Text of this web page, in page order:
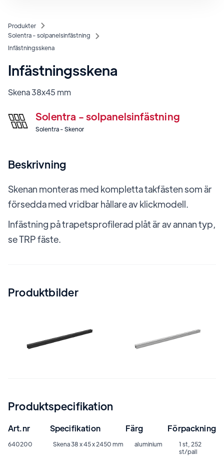
Produkter
Solentra - solpanelsinfästning
Infästningsskena
Infästningsskena
Skena 38x45 mm
Solentra - solpanelsinfästning
Solentra - Skenor
Beskrivning
Skenan monteras med kompletta takfästen som är
försedda med vridbar hållare av klickmodell.
Infästning på trapetsprofilerad plåt är av annan typ,
se TRP fäste.
Produktbilder
Produktspecifikation
Art.nr Specifikation Färg Förpackning
640200 Skena 38 x 45 x 2450 mm aluminium
1 st, 252
st/pall